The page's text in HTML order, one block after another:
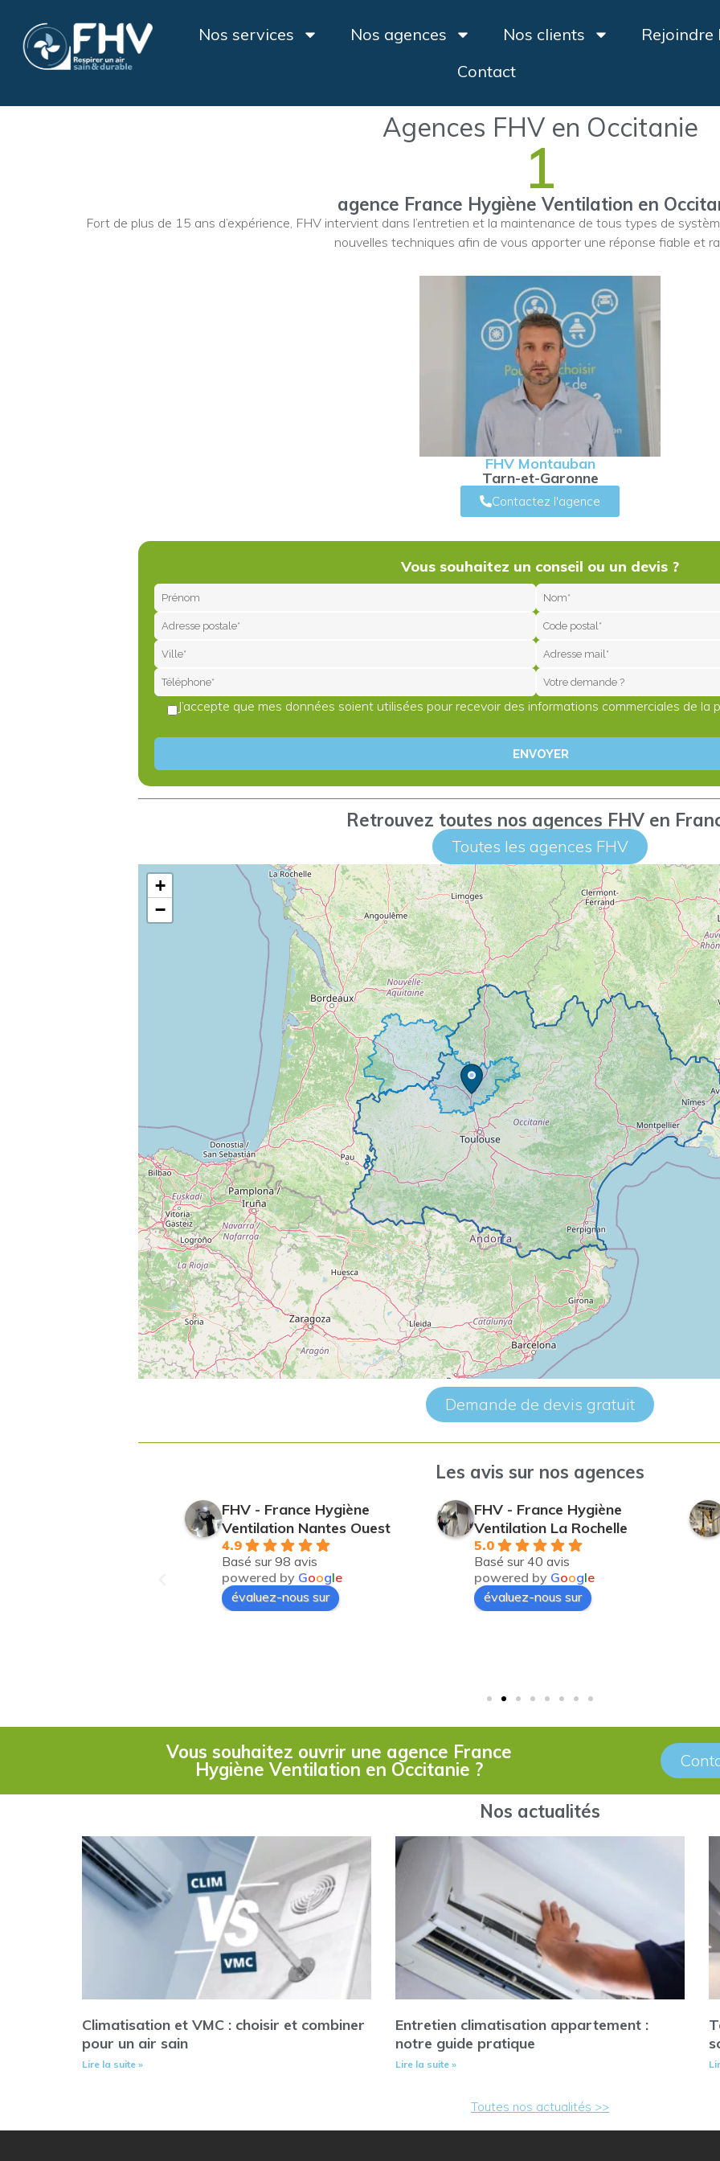
Nos services Nos agences Nos clients
Rejoindre
Contact
Agences FHV en Occitanie
1
agence France Hygiène Ventilation en
Fort de plus de 15 ans d’expérience, FHV intervient dans l’entretien et la maintenance de tous types de
nouvelles techniques afin de vous apporter une réponse fiable et
FHV Montauban
Tarn-et-Garonne
Contactez l'agence
Vous souhaitez un conseil ou un devis ?
J’accepte que mes données soient utilisées pour recevoir des informations commerciales de
Retrouvez toutes nos agences FHV en
Toutes les agences FHV
+
−
Demande de devis gratuit
Les avis sur nos agences
FHV - France Hygiène
Ventilation Nantes Ouest
4.9
Basé sur 98 avis
powered by Google
évaluez-nous sur
FHV - France Hygiène
Ventilation La Rochelle
5.0
Basé sur 40 avis
powered by Google
évaluez-nous sur
Vous souhaitez ouvrir une agence France
Hygiène Ventilation en Occitanie ?
Nos actualités
Climatisation et VMC : choisir et combiner
pour un air sain
Lire la suite »
Entretien climatisation appartement :
notre guide pratique
Lire la suite »
Toutes nos actualités >>